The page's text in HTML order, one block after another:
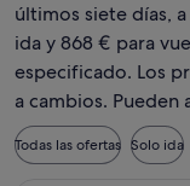
últimos siete días,
ida y 868 € para
especificado. Los
a cambios. Pueden
Todas las ofertas Solo ida